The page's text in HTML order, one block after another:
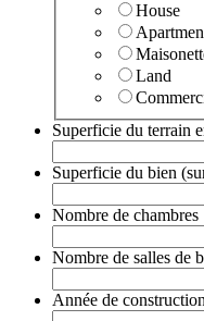
House
Land
Superficie du terrain
Superficie du bien
Nombre de chambres
Nombre de salles de
Année de